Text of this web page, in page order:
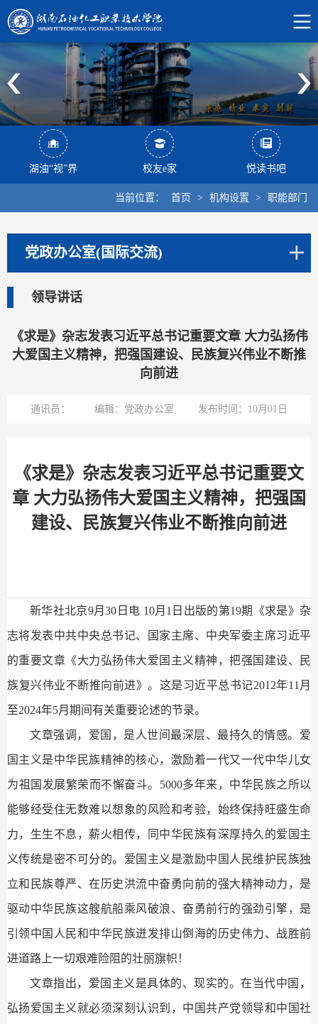
湖油“视”界 校友e家 悦读书吧
当前位置： 首页 > 机构设置 > 职能部门
党政办公室(国际交流)
领导讲话
《求是》杂志发表习近平总书记重要文章 大力弘扬伟
大爱国主义精神，把强国建设、民族复兴伟业不断推
向前进
通讯员： 编辑：党政办公室 发布时间：10月01日
《求是》杂志发表习近平总书记重要文
章 大力弘扬伟大爱国主义精神，把强国
建设、民族复兴伟业不断推向前进
新华社北京9月30日电 10月1日出版的第19期《求是》杂
志将发表中共中央总书记、国家主席、中央军委主席习近平
的重要文章《大力弘扬伟大爱国主义精神，把强国建设、民
族复兴伟业不断推向前进》。这是习近平总书记2012年11月
至2024年5月期间有关重要论述的节录。
文章强调，爱国，是人世间最深层、最持久的情感。爱
国主义是中华民族精神的核心，激励着一代又一代中华儿女
为祖国发展繁荣而不懈奋斗。5000多年来，中华民族之所以
能够经受住无数难以想象的风险和考验，始终保持旺盛生命
力，生生不息，薪火相传，同中华民族有深厚持久的爱国主
义传统是密不可分的。爱国主义是激励中国人民维护民族独
立和民族尊严、在历史洪流中奋勇向前的强大精神动力，是
驱动中华民族这艘航船乘风破浪、奋勇前行的强劲引擎，是
引领中国人民和中华民族迸发排山倒海的历史伟力、战胜前
进道路上一切艰难险阻的壮丽旗帜！
文章指出，爱国主义是具体的、现实的。在当代中国，
弘扬爱国主义就必须深刻认识到，中国共产党领导和中国社